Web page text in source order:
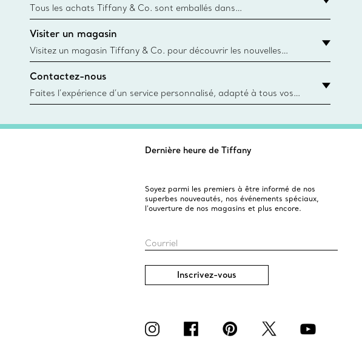
Tous les achats Tiffany & Co. sont emballés dans
une Tiffany Blue Box. Bien que l'histoire de cet emballage célèbre
remonte à 1886, toutes les Blue Box et sacs sont aujourd'hui
fabriqués à partir de papier provenant de sources durables et de
matières
Visiter un magasin
Visitez un magasin Tiffany & Co. pour découvrir les nouvelles
créations, les collections emblématiques et bien plus encore.
Trouver le magasin le plus près
Contactez-nous
Faites l’expérience d’un service personnalisé, adapté à tous vos
besoins par les conseillers à la clientèle Tiffany & Co. Que ce soit
Dernière heure de Tiffany
Soyez parmi les premiers à être informé de nos
superbes nouveautés, nos événements spéciaux,
l’ouverture de nos magasins et plus encore.
Courriel
Inscrivez-vous